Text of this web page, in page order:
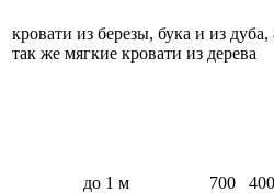
кровати из березы, бука и из дуба,
так же мягкие кровати из дерева
до 1 м 700 400